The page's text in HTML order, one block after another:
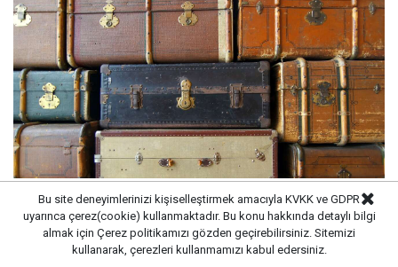
Durumu iyi olmayan Almanların göç ettiği
ülke! Emekli akını var
Bu site deneyimlerinizi kişiselleştirmek amacıyla KVKK ve GDPR
uyarınca çerez(cookie) kullanmaktadır. Bu konu hakkında detaylı bilgi
almak için Çerez politikamızı gözden geçirebilirsiniz. Sitemizi
kullanarak, çerezleri kullanmamızı kabul edersiniz.